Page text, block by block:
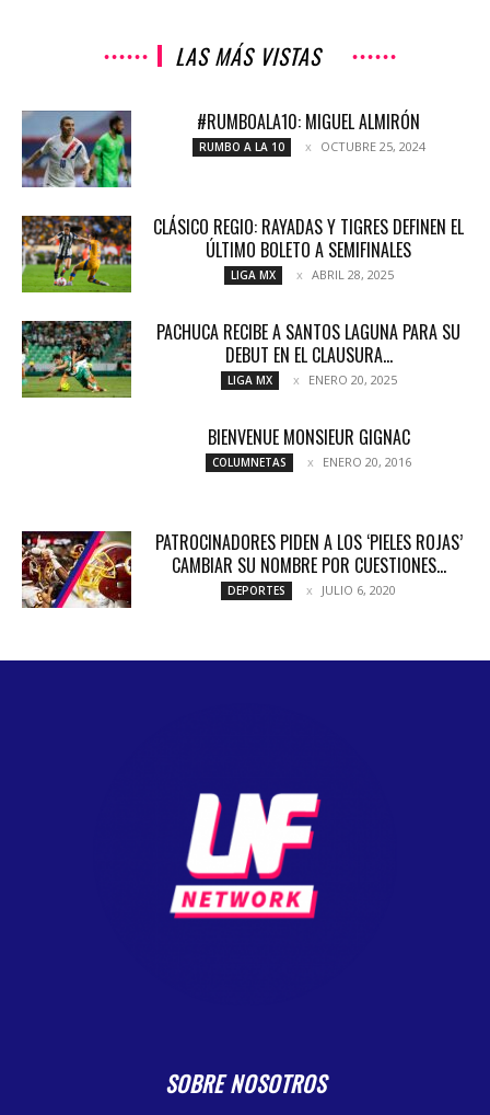
LAS MÁS VISTAS
#RUMBOALA10: MIGUEL ALMIRÓN
RUMBO A LA 10 OCTUBRE 25, 2024
CLÁSICO REGIO: RAYADAS Y TIGRES DEFINEN EL
ÚLTIMO BOLETO A SEMIFINALES
LIGA MX ABRIL 28, 2025
PACHUCA RECIBE A SANTOS LAGUNA PARA SU
DEBUT EN EL CLAUSURA...
LIGA MX ENERO 20, 2025
BIENVENUE MONSIEUR GIGNAC
COLUMNETAS ENERO 20, 2016
PATROCINADORES PIDEN A LOS ‘PIELES ROJAS’
CAMBIAR SU NOMBRE POR CUESTIONES...
DEPORTES JULIO 6, 2020
SOBRE NOSOTROS